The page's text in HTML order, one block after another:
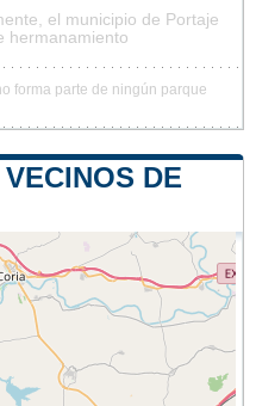
el municipio de Portaje
hermanamiento
forma parte de ningún parque
DE